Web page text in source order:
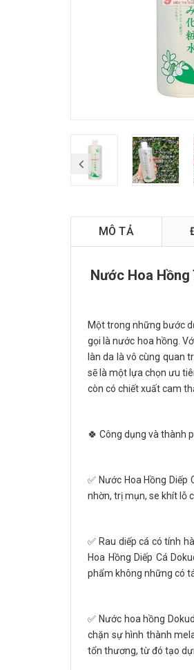
MÔ TẢ
Nước Hoa
Một trong những bước
gọi là nước hoa hồng.
làn da là vô cùng quan
sẽ là một lựa chọn ưu
còn có chiết xuất cam
🍀 Công dụng và thành
✅ Nước Hoa Hồng
nhờn, trị mụn, se khít lỗ
✅ Rau diếp cá có tính
Hoa Hồng Diếp Cá
phẩm không những có
✅ Nước hoa hồng
chặn sự hình thành
tổn thương, từ đó tạo